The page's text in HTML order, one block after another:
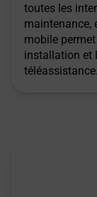
toutes les
maintenance,
mobile
installation et
téléassistance.